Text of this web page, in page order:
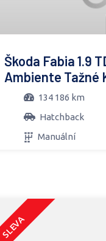
Škoda Fabia 1.9
Ambiente Tažné
134 186 km
Hatchback
Manuální
SLEVA